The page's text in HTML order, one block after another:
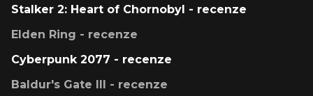
Stalker 2: Heart of Chornobyl - recenze
Elden Ring - recenze
Cyberpunk 2077 - recenze
Baldur's Gate III - recenze